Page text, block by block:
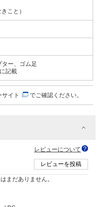
こと）
ー、ゴム足
記載
サイト でご確認ください。
レビューについて
レビューを投稿
まだありません。